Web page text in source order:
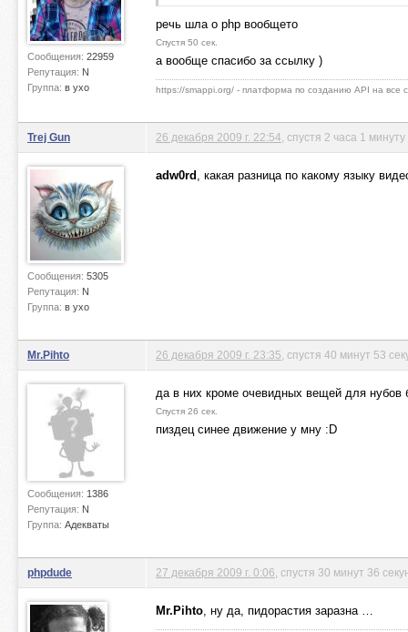
Сообщения: 22959
Репутация: N
Группа: в ухо
речь шла о php вообщето
Спустя 50 сек.
а вообще спасибо за ссылку )
https://smappi.org/ - платформа по созданию API на все
Trej Gun
Сообщения: 5305
Репутация: N
Группа: в ухо
26 декабря 2009 г. 22:54 , спустя 2 часа 1
adw0rd , какая разница по какому языку
Mr.Pihto
Сообщения: 1386
Репутация: N
Группа: Адекваты
26 декабря 2009 г. 23:35 , спустя 40 минут 53
да в них кроме очевидных вещей для нубов
Спустя 26 сек.
пиздец синее движение у мну :D
phpdude 27 декабря 2009 г. 0:06 , спустя 30 минут 36
Mr.Pihto, ну да, пидорастия заразна …